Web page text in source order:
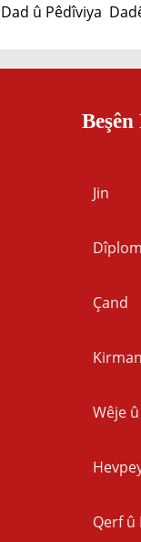
Dad û Pêdîviya
Jin
Çand
Wêje
Qerf û